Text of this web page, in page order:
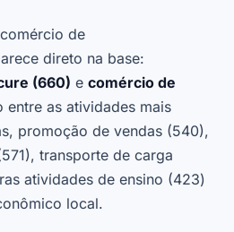
de
direto na base:
(660) e comércio de
entre as atividades mais
promoção de vendas (540),
transporte de carga
atividades de ensino (423)
local.